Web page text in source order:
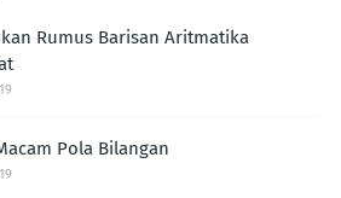
Rumus Barisan Aritmatika
Pola Bilangan